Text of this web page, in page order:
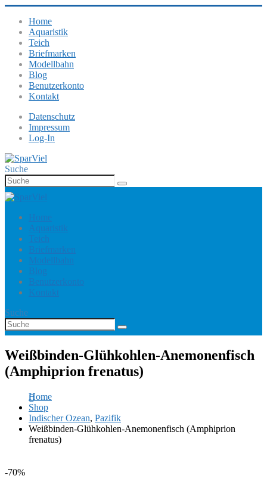
Home
Aquaristik
Teich
Briefmarken
Modellbahn
Blog
Benutzerkonto
Kontakt
Datenschutz
Impressum
Log-In
Suche
Home
Aquaristik
Teich
Briefmarken
Modellbahn
Blog
Benutzerkonto
Kontakt
Suche
Weißbinden-Glühkohlen-Anemonenfisch
(Amphiprion frenatus)
Home
Shop
Indischer Ozean, Pazifik
Weißbinden-Glühkohlen-Anemonenfisch (Amphiprion
frenatus)
-70%